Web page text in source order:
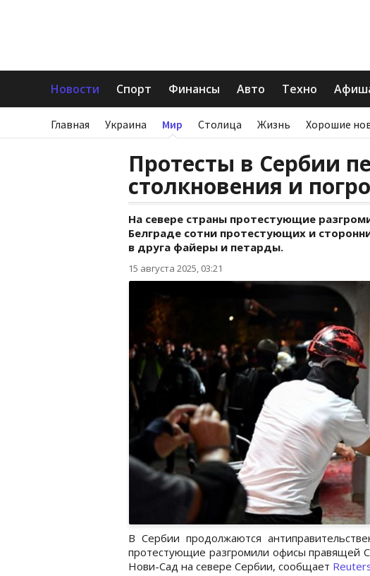
Новости Спорт Финансы Авто Техно
Главная Украина Мир Столица Жизнь Хорошие
Протесты в Сербии
столкновения и
На севере страны протестующие
Белграде сотни протестующих и
в друга файеры и петарды.
15 августа 2025, 03:21
В Сербии продолжаются
протестующие разгромили офисы правящей
Нови-Сад на севере Сербии, сообщает